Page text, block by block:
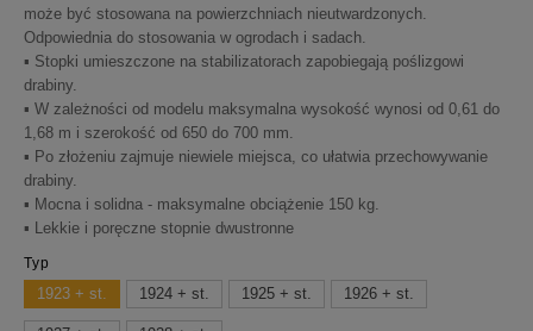
może być stosowana na powierzchniach nieutwardzonych.
Odpowiednia do stosowania w ogrodach i sadach.
▪ Stopki umieszczone na stabilizatorach zapobiegają poślizgowi
drabiny.
▪ W zależności od modelu maksymalna wysokość wynosi od 0,61 do
1,68 m i szerokość od 650 do 700 mm.
▪ Po złożeniu zajmuje niewiele miejsca, co ułatwia przechowywanie
drabiny.
▪ Mocna i solidna - maksymalne obciążenie 150 kg.
▪ Lekkie i poręczne stopnie dwustronne
Typ
1923 + st. 1924 + st. 1925 + st. 1926 + st.